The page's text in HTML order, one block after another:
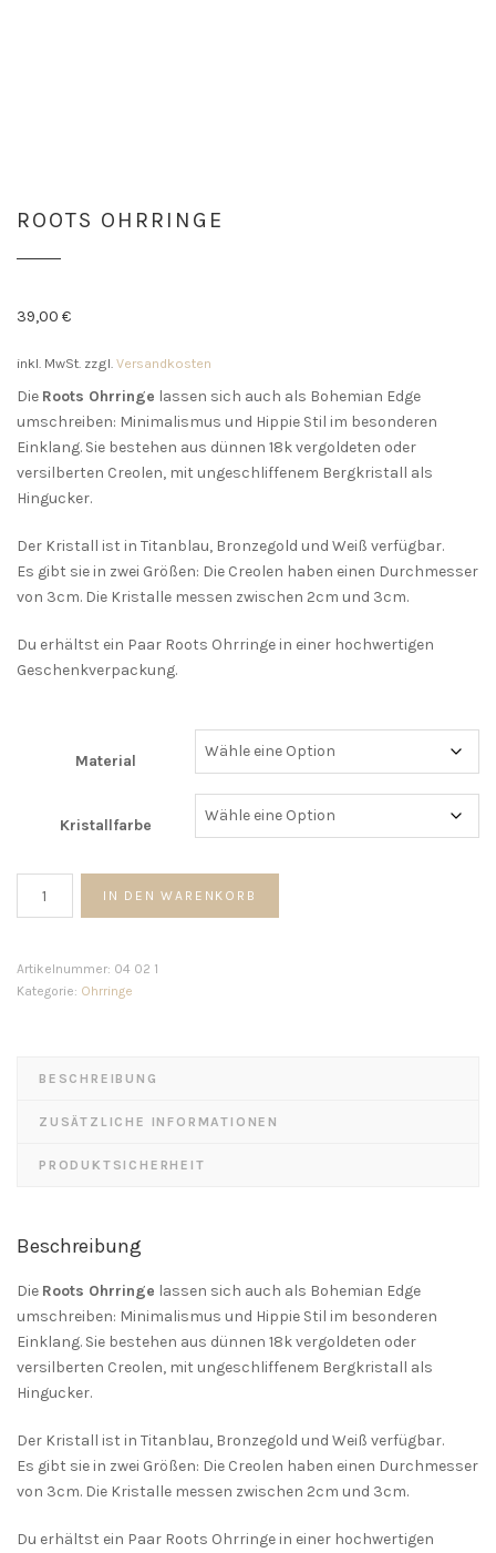
ROOTS OHRRINGE
39,00 €
inkl. MwSt. zzgl. Versandkosten
Die Roots Ohrringe lassen sich auch als Bohemian Edge
umschreiben: Minimalismus und Hippie Stil im besonderen
Einklang. Sie bestehen aus dünnen 18k vergoldeten oder
versilberten Creolen, mit ungeschliffenem Bergkristall als
Hingucker.
Der Kristall ist in Titanblau, Bronzegold und Weiß verfügbar.
Es gibt sie in zwei Größen: Die Creolen haben einen Durchmesser
von 3cm. Die Kristalle messen zwischen 2cm und 3cm.
Du erhältst ein Paar Roots Ohrringe in einer hochwertigen
Geschenkverpackung.
Material
Kristallfarbe
IN DEN WARENKORB
Artikelnummer: 04 02 1
Kategorie: Ohrringe
BESCHREIBUNG
ZUSÄTZLICHE INFORMATIONEN
PRODUKTSICHERHEIT
Beschreibung
Die Roots Ohrringe lassen sich auch als Bohemian Edge
umschreiben: Minimalismus und Hippie Stil im besonderen
Einklang. Sie bestehen aus dünnen 18k vergoldeten oder
versilberten Creolen, mit ungeschliffenem Bergkristall als
Hingucker.
Der Kristall ist in Titanblau, Bronzegold und Weiß verfügbar.
Es gibt sie in zwei Größen: Die Creolen haben einen Durchmesser
von 3cm. Die Kristalle messen zwischen 2cm und 3cm.
Du erhältst ein Paar Roots Ohrringe in einer hochwertigen